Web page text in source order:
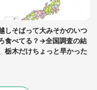
しそばって大みそかのいつ
食べてる？→全国調査の結
栃木だけちょっと早かった